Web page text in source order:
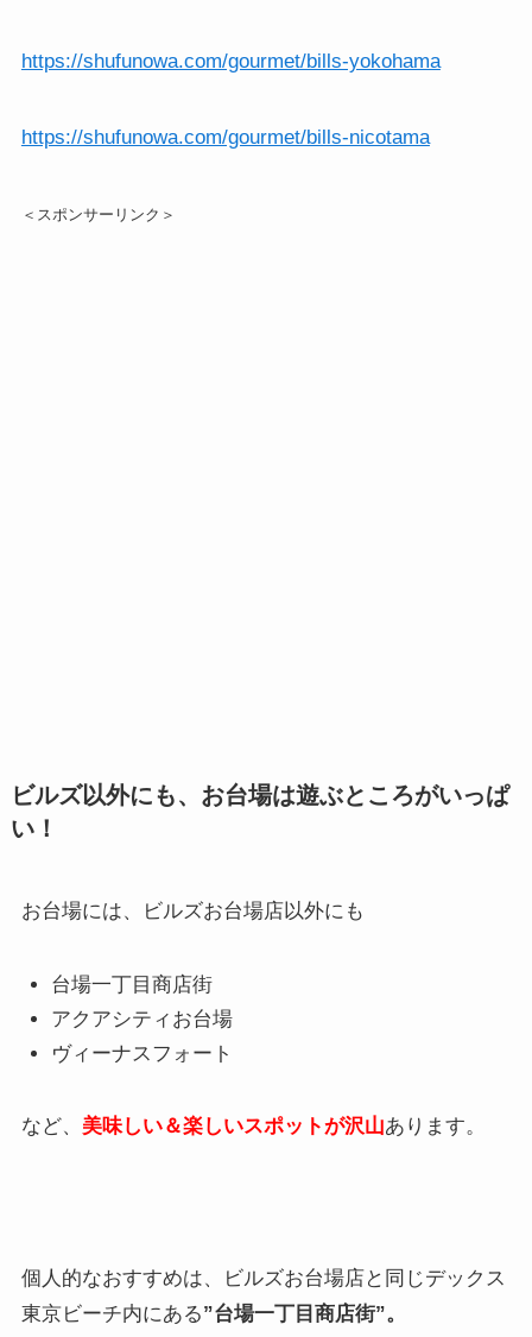
https://shufunowa.com/gourmet/bills-yokohama
https://shufunowa.com/gourmet/bills-nicotama
＜スポンサーリンク＞
ビルズ以外にも、お台場は遊ぶところがいっぱ
い！
お台場には、ビルズお台場店以外にも
台場一丁目商店街
アクアシティお台場
ヴィーナスフォート
など、 美味しい＆楽しいスポットが沢山あります。
個人的なおすすめは、ビルズお台場店と同じデックス
東京ビーチ内にある”台場一丁目商店街”。